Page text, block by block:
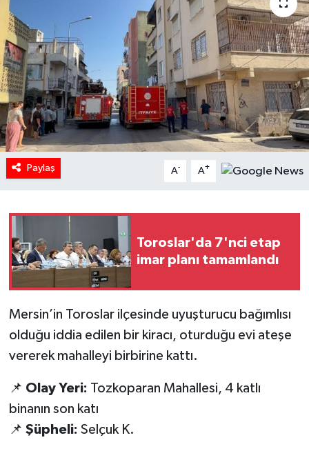
Paylaş A- A+
Toroslar'da 7'nci etap
imar planı tamamlandı
Mersin’in Toroslar ilçesinde uyuşturucu bağımlısı
olduğu iddia edilen bir kiracı, oturduğu evi ateşe
vererek mahalleyi birbirine kattı.
📌 Olay Yeri: Tozkoparan Mahallesi, 4 katlı
binanın son katı
📌 Şüpheli: Selçuk K.